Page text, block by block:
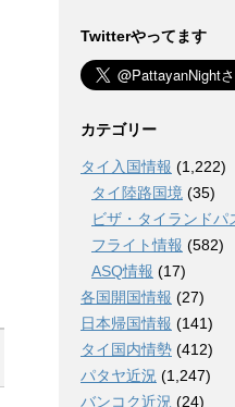
Twitterやってます
カテゴリー
タイ入国情報 (1,222)
タイ陸路国境 (35)
ビザ・タイランドパ
フライト情報 (582)
ASQ情報 (17)
各国開国情報 (27)
日本帰国情報 (141)
タイ国内情勢 (412)
パタヤ近況 (1,247)
バンコク近況 (24)